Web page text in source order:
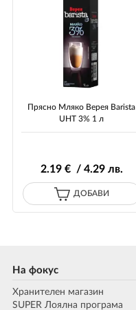
Прясно Мляко Верея Barista
UHT 3% 1 л
2.19€ / 4.29лв.
ДОБАВИ
На фокус
Хранителен магазин
SUPER Лоялна програма